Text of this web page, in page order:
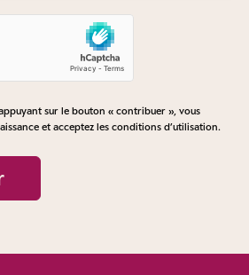
sur le bouton « contribuer », vous
et acceptez les conditions d’utilisation.